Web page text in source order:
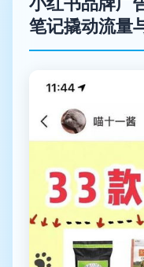
笔记撬动流量